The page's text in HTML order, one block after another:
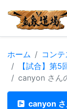
ホーム
コン
【試合】第
canyon さん
canyon さ